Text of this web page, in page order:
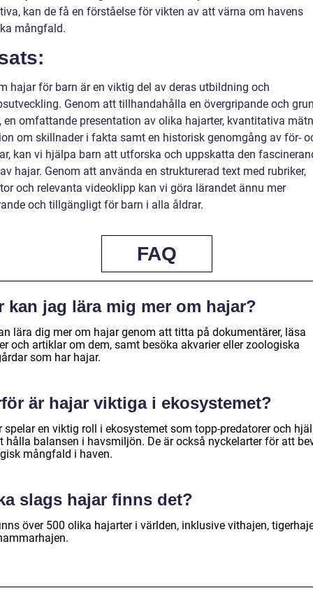
kan de få en förståelse för vikten av att värna om havens
mångfald.
hajar för barn är en viktig del av deras utbildning och
Genom att tillhandahålla en övergripande och
en omfattande presentation av olika hajarter, kvantitativa
om skillnader i fakta samt en historisk genomgång av för-
kan vi hjälpa barn att utforska och uppskatta den
hajar. Genom att använda en strukturerad text med rubriker,
och relevanta videoklipp kan vi göra lärandet ännu mer
och tillgängligt för barn i alla åldrar.
FAQ
kan jag lära mig mer om hajar?
lära dig mer om hajar genom att titta på dokumentärer, läsa
och artiklar om dem, samt besöka akvarier eller zoologiska
som har hajar.
är hajar viktiga i ekosystemet?
spelar en viktig roll i ekosystemet som topp-predatorer och
hålla balansen i havsmiljön. De är också nyckelarter för att
mångfald i haven.
slags hajar finns det?
över 500 olika hajarter i världen, inklusive vithajen,